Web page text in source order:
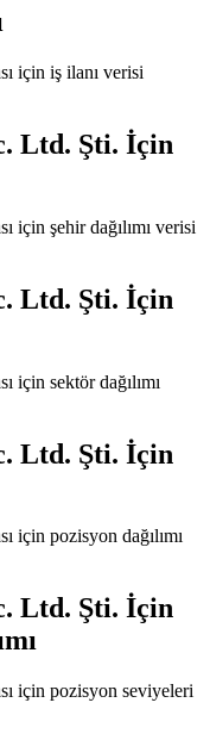
için iş ilanı verisi
Ltd. Şti. İçin
için şehir dağılımı verisi
Ltd. Şti. İçin
için sektör dağılımı
Ltd. Şti. İçin
için pozisyon dağılımı
Ltd. Şti. İçin
için pozisyon seviyeleri